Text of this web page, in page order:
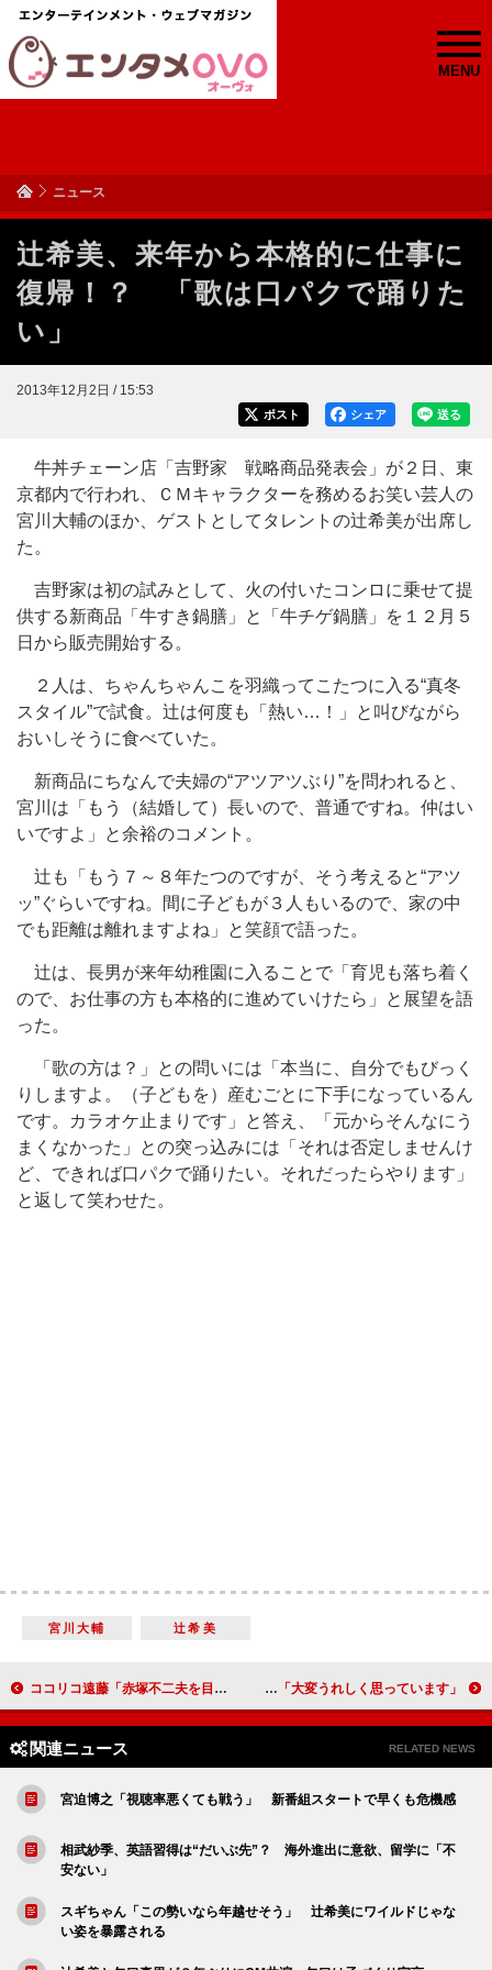
MENU
ニュース
辻希美、来年から本格的に仕事に
復帰！？ 「歌は口パクで踊りた
い」
2013年12月2日 / 15:53
送る
シェア
ポスト
牛丼チェーン店「吉野家 戦略商品発表会」が２日、東
京都内で行われ、ＣＭキャラクターを務めるお笑い芸人の
宮川大輔のほか、ゲストとしてタレントの辻希美が出席し
た。
吉野家は初の試みとして、火の付いたコンロに乗せて提
供する新商品「牛すき鍋膳」と「牛チゲ鍋膳」を１２月５
日から販売開始する。
２人は、ちゃんちゃんこを羽織ってこたつに入る“真冬
スタイル”で試食。辻は何度も「熱い…！」と叫びながら
おいしそうに食べていた。
新商品にちなんで夫婦の“アツアツぶり”を問われると、
宮川は「もう（結婚して）長いので、普通ですね。仲はい
いですよ」と余裕のコメント。
辻も「もう７～８年たつのですが、そう考えると“アツ
ッ”ぐらいですね。間に子どもが３人もいるので、家の中
でも距離は離れますよね」と笑顔で語った。
辻は、長男が来年幼稚園に入ることで「育児も落ち着く
ので、お仕事の方も本格的に進めていけたら」と展望を語
った。
「歌の方は？」との問いには「本当に、自分でもびっく
りしますよ。（子どもを）産むごとに下手になっているん
です。カラオケ止まりです」と答え、「元からそんなにう
まくなかった」との突っ込みには「それは否定しませんけ
ど、できれば口パクで踊りたい。それだったらやります」
と返して笑わせた。
宮川大輔 辻希美
ココリコ遠藤「赤塚不二夫を目指す」 「今の彼女と千秋と子どもと４人で暮らしたい」 今年の流行語大賞は「お・も・て・な・し」など４選 滝川クリステル「大変うれしく思っています」
関連ニュース RELATED NEWS
宮迫博之「視聴率悪くても戦う」 新番組スタートで早くも危機感
相武紗季、英語習得は“だいぶ先”？ 海外進出に意欲、留学に「不
安ない」
スギちゃん「この勢いなら年越せそう」 辻希美にワイルドじゃな
い姿を暴露される